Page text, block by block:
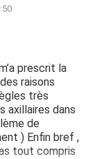
prescrit la
raisons
très
axillaires dans
de
) Enfin bref ,
tout compris